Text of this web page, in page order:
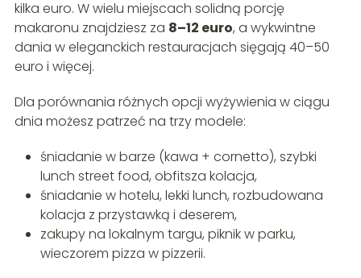
kilka euro. W wielu miejscach solidną porcję
makaronu znajdziesz za 8–12 euro, a wykwintne
dania w eleganckich restauracjach sięgają 40–50
euro i więcej.
Dla porównania różnych opcji wyżywienia w ciągu
dnia możesz patrzeć na trzy modele:
śniadanie w barze (kawa + cornetto), szybki
lunch street food, obfitsza kolacja,
śniadanie w hotelu, lekki lunch, rozbudowana
kolacja z przystawką i deserem,
zakupy na lokalnym targu, piknik w parku,
wieczorem pizza w pizzerii.